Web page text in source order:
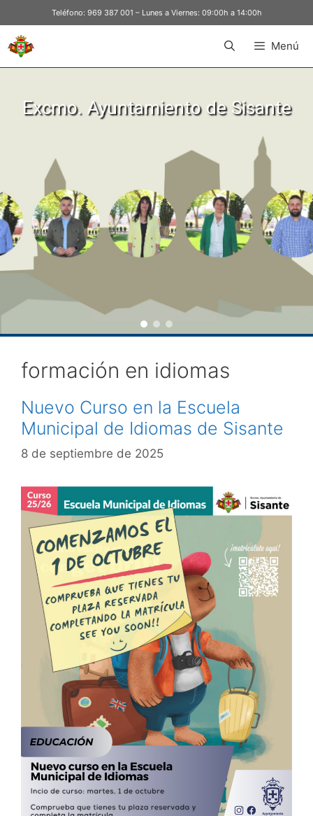
Teléfono: 969 387 001 – Lunes a Viernes: 09:00h a 14:00h
Menú
Excmo. Ayuntamiento de Sisante
formación en idiomas
Nuevo Curso en la Escuela
Municipal de Idiomas de Sisante
8 de septiembre de 2025